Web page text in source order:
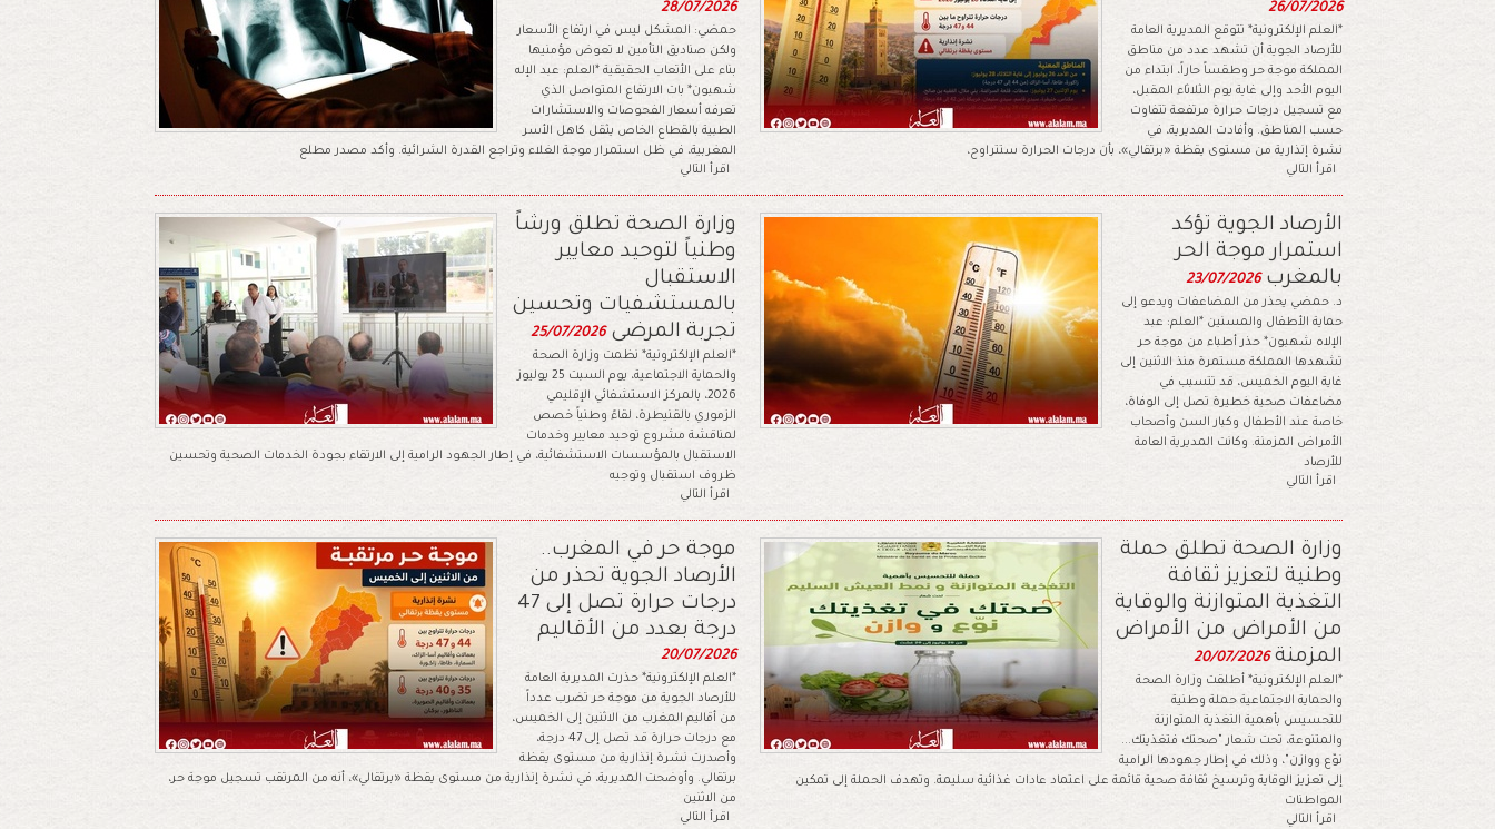
28/07/2026
حمضي: المشكل ليس في ارتفاع الأسعار
ولكن صناديق التأمين لا تعوض مؤمنيها
بناء على الأتعاب الحقيقية *العلم: عبد الإله
شهبون* بات الارتفاع المتواصل الذي
تعرفه أسعار الفحوصات والاستشارات
الطبية بالقطاع الخاص يثقل كاهل الأسر
المغربية، في ظل استمرار موجة الغلاء وتراجع القدرة الشرائية. وأكد مصدر مطلع
اقرأ التالي
26/07/2026
*العلم الإلكترونية* تتوقع المديرية العامة
للأرصاد الجوية أن تشهد عدد من مناطق
المملكة موجة حر وطقساً حاراً، ابتداء من
اليوم الأحد وإلى غاية يوم الثلاثاء المقبل،
مع تسجيل درجات حرارة مرتفعة تتفاوت
حسب المناطق. وأفادت المديرية، في
نشرة إنذارية من مستوى يقظة «برتقالي»، بأن درجات الحرارة ستتراوح،
اقرأ التالي
وزارة الصحة تطلق ورشاً
وطنياً لتوحيد معايير
الاستقبال
بالمستشفيات وتحسين
تجربة المرضى 25/07/2026
*العلم الإلكترونية* نظمت وزارة الصحة
والحماية الاجتماعية، يوم السبت 25 يوليوز
2026، بالمركز الاستشفائي الإقليمي
الزموري بالقنيطرة، لقاءً وطنياً خصص
لمناقشة مشروع توحيد معايير وخدمات
الاستقبال بالمؤسسات الاستشفائية، في إطار الجهود الرامية إلى الارتقاء بجودة الخدمات الصحية وتحسين
ظروف استقبال وتوجيه
اقرأ التالي
الأرصاد الجوية تؤكد
استمرار موجة الحر
بالمغرب 23/07/2026
د. حمضي يحذر من المضاعفات ويدعو إلى
حماية الأطفال والمسنين *العلم: عبد
الإلاه شهبون* حذر أطباء من موجة حر
تشهدها المملكة مستمرة منذ الاثنين إلى
غاية اليوم الخميس، قد تتسبب في
مضاعفات صحية خطيرة تصل إلى الوفاة،
خاصة عند الأطفال وكبار السن وأصحاب
الأمراض المزمنة. وكانت المديرية العامة
للأرصاد
اقرأ التالي
موجة حر في المغرب..
الأرصاد الجوية تحذر من
درجات حرارة تصل إلى 47
درجة بعدد من الأقاليم
20/07/2026
*العلم الإلكترونية* حذرت المديرية العامة
للأرصاد الجوية من موجة حر تضرب عدداً
من أقاليم المغرب من الاثنين إلى الخميس،
مع درجات حرارة قد تصل إلى 47 درجة،
وأصدرت نشرة إنذارية من مستوى يقظة
برتقالي. وأوضحت المديرية، في نشرة إنذارية من مستوى يقظة «برتقالي»، أنه من المرتقب تسجيل موجة حر،
من الاثنين
اقرأ التالي
وزارة الصحة تطلق حملة
وطنية لتعزيز ثقافة
التغذية المتوازنة والوقاية
من الأمراض من الأمراض
المزمنة 20/07/2026
*العلم الإلكترونية* أطلقت وزارة الصحة
والحماية الاجتماعية حملة وطنية
للتحسيس بأهمية التغذية المتوازنة
والمتنوعة، تحت شعار "صحتك فتغذيتك...
نوّع ووازن"، وذلك في إطار جهودها الرامية
إلى تعزيز الوقاية وترسيخ ثقافة صحية قائمة على اعتماد عادات غذائية سليمة. وتهدف الحملة إلى تمكين
المواطنات
اقرأ التالي